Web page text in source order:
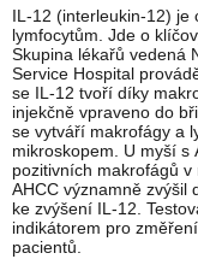
IL-12 (interleukin-12) je
lymfocytům. Jde o
Skupina lékařů vedená
Service Hospital
se IL-12 tvoří díky
injekčně vpraveno do
se vytváří makrofágy a
mikroskopem. U myší s
pozitivních makrofágů
AHCC významně zvýšil
ke zvýšení IL-12.
indikátorem pro
pacientů.